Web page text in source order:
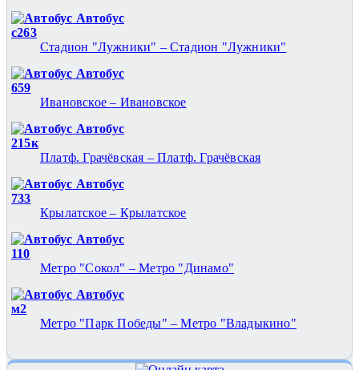
Автобус
с263
Стадион "Лужники" – Стадион "Лужники"
Автобус
659
Ивановское – Ивановское
Автобус
215к
Платф. Грачёвская – Платф. Грачёвская
Автобус
733
Крылатское – Крылатское
Автобус
110
Метро "Сокол" – Метро "Динамо"
Автобус
м2
Метро "Парк Победы" – Метро "Владыкино"